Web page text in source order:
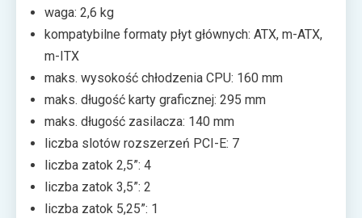
waga: 2,6 kg
kompatybilne formaty płyt głównych: ATX, m-ATX,
m-ITX
maks. wysokość chłodzenia CPU: 160 mm
maks. długość karty graficznej: 295 mm
maks. długość zasilacza: 140 mm
liczba slotów rozszerzeń PCI-E: 7
liczba zatok 2,5”: 4
liczba zatok 3,5”: 2
liczba zatok 5,25”: 1